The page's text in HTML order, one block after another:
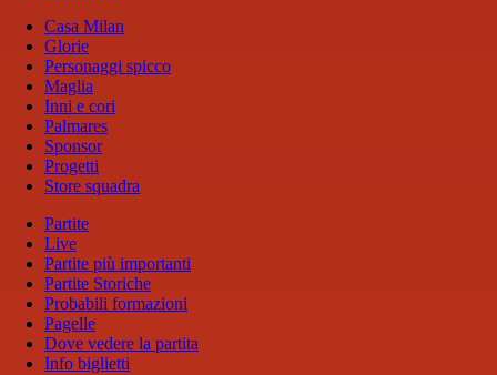
Casa Milan
Glorie
Personaggi spicco
Maglia
Inni e cori
Palmares
Sponsor
Progetti
Store squadra
Partite
Live
Partite più importanti
Partite Storiche
Probabili formazioni
Pagelle
Dove vedere la partita
Info biglietti